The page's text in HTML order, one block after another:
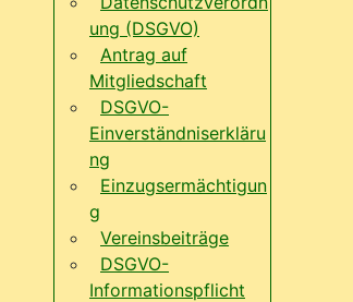
ung (DSGVO)
Antrag auf
Mitgliedschaft
DSGVO-
Einverständniserkläru
ng
Einzugsermächtigun
g
Vereinsbeiträge
DSGVO-
Informationspflicht